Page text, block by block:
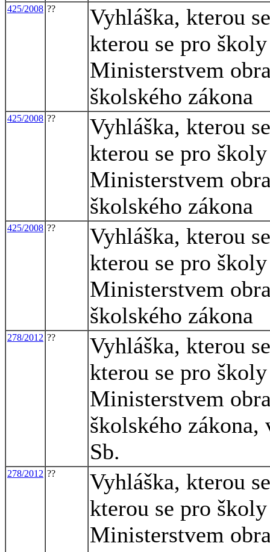
425/2008 ??
Vyhláška, kterou
kterou se pro
Ministerstvem
školského zákona
425/2008 ??
Vyhláška, kterou
kterou se pro
Ministerstvem
školského zákona
425/2008 ??
Vyhláška, kterou
kterou se pro
Ministerstvem
školského zákona
278/2012 ??
Vyhláška, kterou
kterou se pro
Ministerstvem
školského
Sb.
278/2012 ??
Vyhláška, kterou
kterou se pro
Ministerstvem